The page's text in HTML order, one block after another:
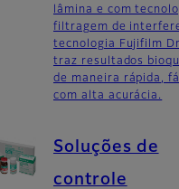
lâmina e com
filtragem de
tecnologia Fujifilm
traz resultados
de maneira rápida,
com alta acurácia.
Soluções de
controle